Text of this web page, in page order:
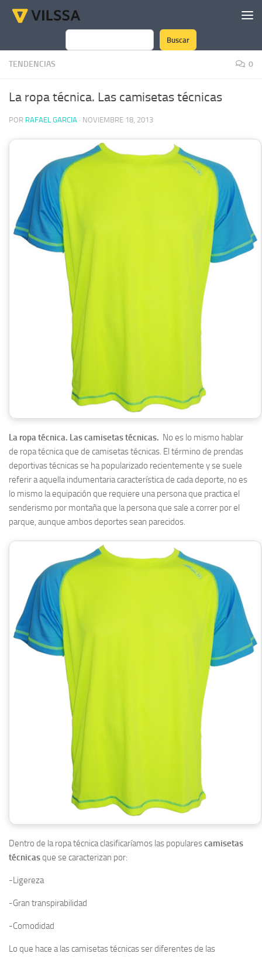
Saltar al contenido
Buscar
Buscar
TENDENCIAS 0
La ropa técnica. Las camisetas técnicas
POR RAFAEL GARCIA · NOVIEMBRE 18, 2013
La ropa técnica. Las camisetas técnicas. No es lo mismo hablar
de ropa técnica que de camisetas técnicas. El término de prendas
deportivas técnicas se ha popularizado recientemente y se suele
referir a aquella indumentaria característica de cada deporte, no es
lo mismo la equipación que requiere una persona que practica el
senderismo por montaña que la persona que sale a correr por el
parque, aunque ambos deportes sean parecidos.
Dentro de la ropa técnica clasificaríamos las popularescamisetas
técnicasque se caracterizan por:
-Ligereza
-Gran transpirabilidad
-Comodidad
Lo que hace a las camisetas técnicas ser diferentes de las